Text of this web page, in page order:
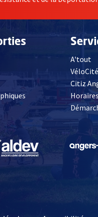
fenêtre
A'tout
VéloCité
Citiz
, Ouvre une